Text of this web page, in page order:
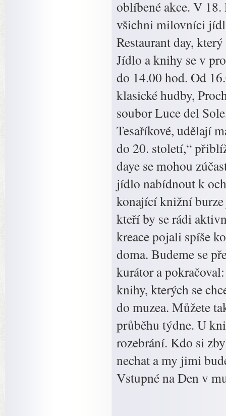
oblíbené akce. V
všichni milovníci
Restaurant day,
Jídlo a knihy se v
do 14.00 hod. Od
klasické hudby,
soubor Luce del
Tesaříkové, udělají
do 20. století,“
daye se mohou
jídlo nabídnout k
konající knižní burze
kteří by se rádi
kreace pojali spíše
doma. Budeme se
kurátor a
knihy, kterých se
do muzea. Můžete
průběhu týdne. U
rozebrání. Kdo si
nechat a my jimi
Vstupné na Den v